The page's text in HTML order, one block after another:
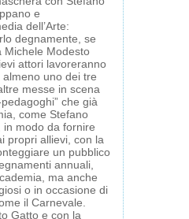
e
dell’Arte:
degnamente, se
Michele Modesto
attori lavoreranno
almeno uno dei tre
messe in scena
che già
come Stefano
in modo da fornire
propri allievi, con la
un pubblico
annuali,
ma anche
o in occasione di
il Carnevale.
Gatto e con la